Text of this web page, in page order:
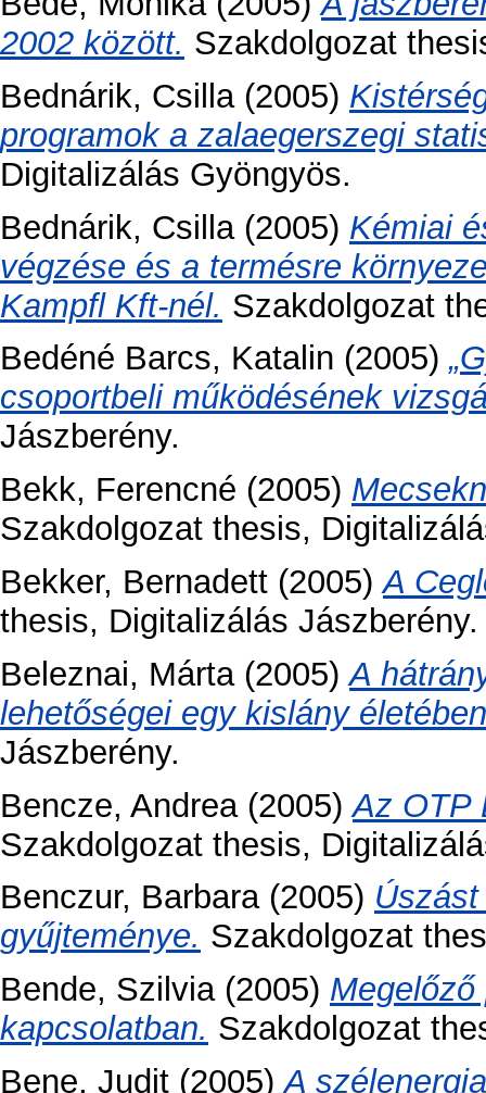
2002 között. Szakdolgozat
Bednárik, Csilla(2005)
programok a zalaegerszegi
Digitalizálás Gyöngyös.
Bednárik, Csilla(2005) Kémiai
végzése és a termésre
Kampfl Kft-nél. Szakdolgozat
Bedéné Barcs, Katalin (2005)
csoportbeli működésének
Jászberény.
Bekk, Ferencné (2005)
Szakdolgozat thesis,
Bekker, Bernadett (2005)A
thesis, Digitalizálás Jászberény.
Beleznai, Márta(2005)A
lehetőségei egy kislány
Jászberény.
Bencze, Andrea(2005)Az OTP
Szakdolgozat thesis,
Benczur, Barbara(2005)
gyűjteménye. Szakdolgozat
Bende, Szilvia(2005)
kapcsolatban. Szakdolgozat
Bene, Judit (2005)A